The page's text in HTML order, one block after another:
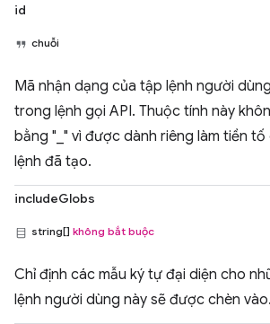
id
chuỗi
Mã nhận dạng của tập lệnh người
trong lệnh gọi API. Thuộc tính này
bằng "_" vì được dành riêng làm tiền
lệnh đã tạo.
includeGlobs
string[] không bắt buộc
Chỉ định các mẫu ký tự đại diện cho
lệnh người dùng này sẽ được chèn vào.